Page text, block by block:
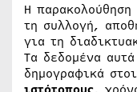
Η παρακολούθηση
τη συλλογή,
για τη
Τα δεδομένα
δημογραφικά